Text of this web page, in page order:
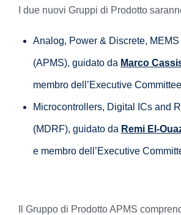
I due nuovi Gruppi di Prodotto
Analog, Power & Discrete,
(APMS), guidato da Marco
membro dell’Executive
Microcontrollers, Digital ICs and
(MDRF), guidato da Remi El-
e membro dell’Executive
Il Gruppo di Prodotto APMS